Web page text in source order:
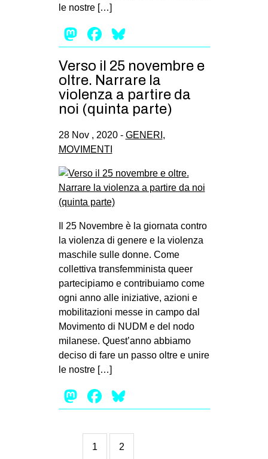
le nostre […]
Mastodon
Facebook
Verso il 25 novembre e
oltre. Narrare la
violenza a partire da
noi (quinta parte)
28 Nov , 2020 - GENERI ,
MOVIMENTI
Il 25 Novembre è la giornata contro
la violenza di genere e la violenza
maschile sulle donne. Come
collettiva transfemminista queer
partecipiamo e contribuiamo come
ogni anno alle iniziative, azioni e
mobilitazioni messe in campo dal
Movimento di NUDM e del nodo
milanese. Quest’anno abbiamo
deciso di fare un passo oltre e unire
le nostre […]
Mastodon
Facebook
1 2